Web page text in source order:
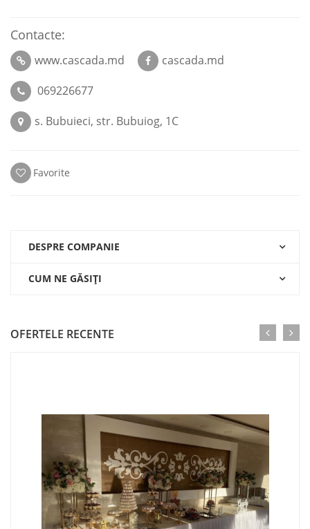
Contacte:
www.cascada.md
cascada.md
069226677
s. Bubuieci, str. Bubuiog, 1C
Favorite
DESPRE COMPANIE
CUM NE GĂSIŢI
OFERTELE RECENTE